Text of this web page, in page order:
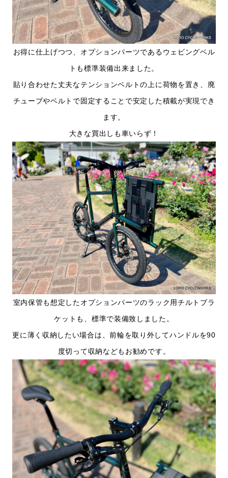
お得に仕上げつつ、オプションパーツであるウェビングベル
トも標準装備出来ました。
貼り合わせた丈夫なテンションベルトの上に荷物を置き、廃
チューブやベルトで固定することで安定した積載が実現でき
ます。
大きな買出しも車いらず！
室内保管も想定したオプションパーツのラック用チルトブラ
ケットも、標準で装備致しました。
更に薄く収納したい場合は、前輪を取り外してハンドルを90
度切って収納などもお勧めです。